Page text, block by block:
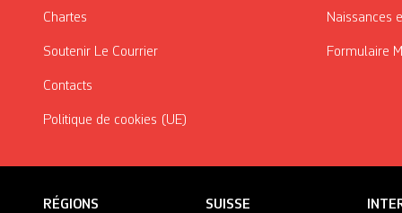
Chartes
Soutenir Le Courrier
Contacts
Politique de cookies (UE)
Naissances
Formulaire
RÉGIONS SUISSE